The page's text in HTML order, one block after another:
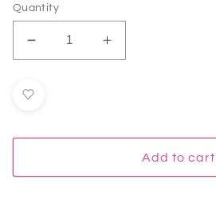
Quantity
Decrease
quantity
Gel
uv/led
Increase
quantity
uv/led
Add to cart